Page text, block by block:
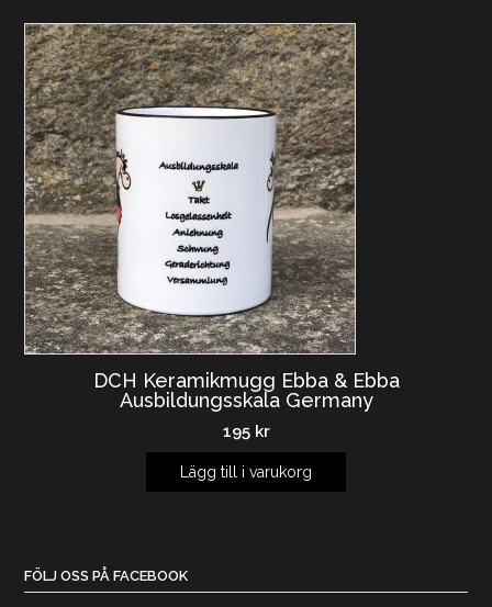
DCH Keramikmugg Ebba & Ebba
Ausbildungsskala Germany
195 kr
Lägg till i varukorg
FÖLJ OSS PÅ FACEBOOK